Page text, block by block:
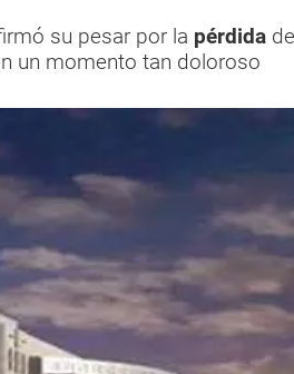
su pesar por la pérdida
un momento tan doloroso